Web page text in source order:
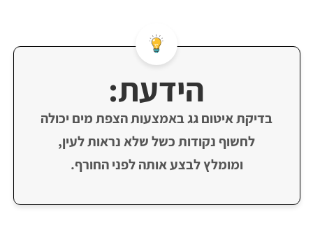
הידעת:
בדיקת איטום גג באמצעות הצפת מים יכולה
לחשוף נקודות כשל שלא נראות לעין,
ומומלץ לבצע אותה לפני החורף.